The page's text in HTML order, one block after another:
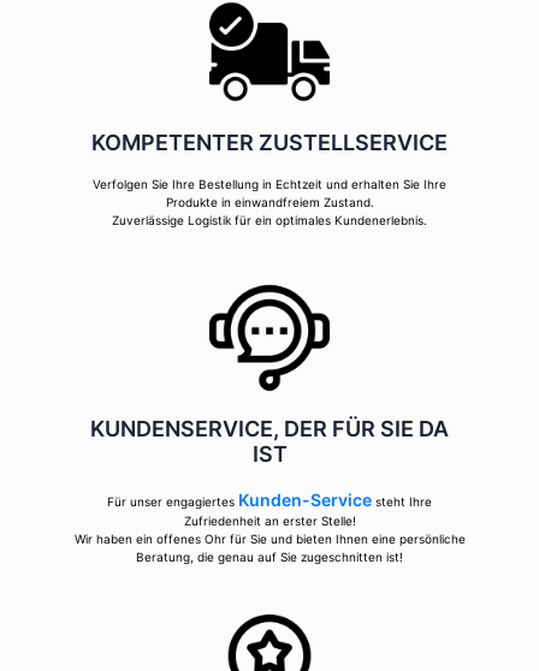
KOMPETENTER ZUSTELLSERVICE
Verfolgen Sie Ihre Bestellung in Echtzeit und erhalten Sie Ihre
Produkte in einwandfreiem Zustand.
Zuverlässige Logistik für ein optimales Kundenerlebnis.
KUNDENSERVICE, DER FÜR SIE DA
IST
Für unser engagiertes Kunden-Service steht Ihre
Zufriedenheit an erster Stelle!
Wir haben ein offenes Ohr für Sie und bieten Ihnen eine persönliche
Beratung, die genau auf Sie zugeschnitten ist!